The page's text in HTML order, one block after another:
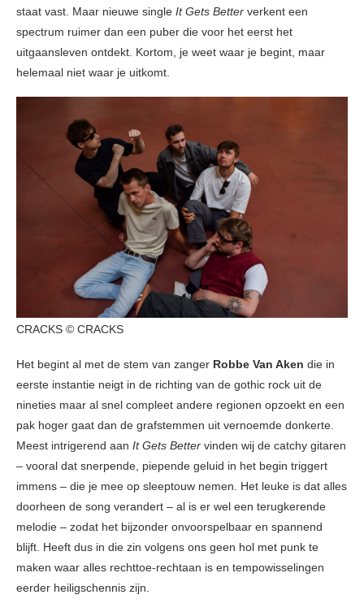
staat vast. Maar nieuwe single It Gets Better verkent een
spectrum ruimer dan een puber die voor het eerst het
uitgaansleven ontdekt. Kortom, je weet waar je begint, maar
helemaal niet waar je uitkomt.
CRACKS © CRACKS
Het begint al met de stem van zanger Robbe Van Aken die in
eerste instantie neigt in de richting van de gothic rock uit de
nineties maar al snel compleet andere regionen opzoekt en een
pak hoger gaat dan de grafstemmen uit vernoemde donkerte.
Meest intrigerend aan It Gets Better vinden wij de catchy gitaren
– vooral dat snerpende, piepende geluid in het begin triggert
immens – die je mee op sleeptouw nemen. Het leuke is dat alles
doorheen de song verandert – al is er wel een terugkerende
melodie – zodat het bijzonder onvoorspelbaar en spannend
blijft. Heeft dus in die zin volgens ons geen hol met punk te
maken waar alles rechttoe-rechtaan is en tempowisselingen
eerder heiligschennis zijn.